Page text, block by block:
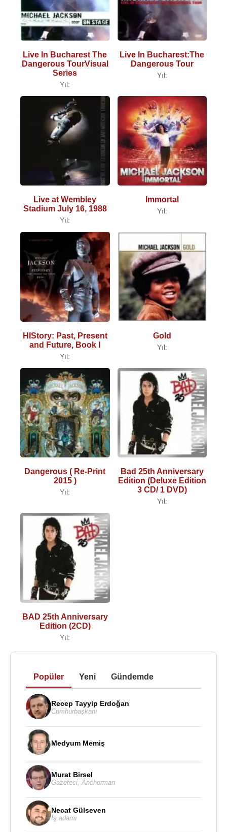
Live In Bucharest The
Dangerous TourVisual
Series
Yıl:
Live In Bucharest:The
Dangerous Tour
Yıl:
Live at Wembley
Stadium July 16, 1988
Yıl:
Immortal
Yıl:
HIStory: Past, Present
and Future, Book I
Yıl:
Gold
Yıl:
Dangerous ( Re-Print
2015 )
Yıl:
Bad 25th Anniversary
Edition (Deluxe Edition
3 CD/ 1 DVD)
Yıl:
BAD 25th Anniversary
Edition (2CD)
Yıl:
Popüler Yeni Gündemde
Recep Tayyip Erdoğan
Cumhurbaşkanı
Medyum Memiş
Murat Birsel
Gazeteci,Anchorman
Necat Gülseven
İş adamı